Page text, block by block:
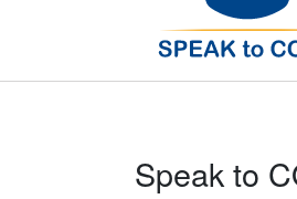
Speak to